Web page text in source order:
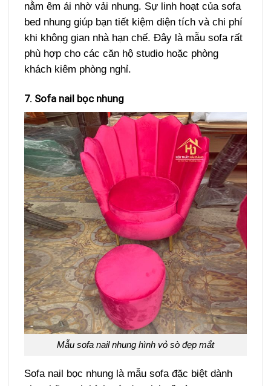
nằm êm ái nhờ vải nhung. Sự linh hoạt của sofa
bed nhung giúp bạn tiết kiệm diện tích và chi phí
khi không gian nhà hạn chế. Đây là mẫu sofa rất
phù hợp cho các căn hộ studio hoặc phòng
khách kiêm phòng nghỉ.
7. Sofa nail bọc nhung
Mẫu sofa nail nhung hình vỏ sò đẹp mắt
Sofa nail bọc nhung là mẫu sofa đặc biệt dành